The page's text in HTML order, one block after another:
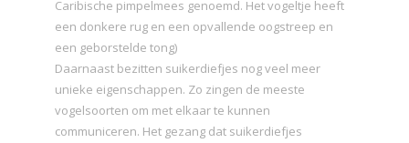
Caribische pimpelmees genoemd. Het vogeltje heeft
een donkere rug en een opvallende oogstreep en
een geborstelde tong)
Daarnaast bezitten suikerdiefjes nog veel meer
unieke eigenschappen. Zo zingen de meeste
vogelsoorten om met elkaar te kunnen
communiceren. Het gezang dat suikerdiefjes